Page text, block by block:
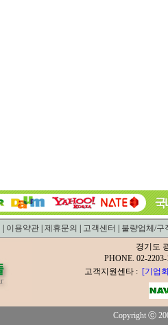
이용약관 제휴문의 고객센터
불량업체/구
경기도
PHONE. 02-
고객지원센타 : [기업
Copyright ⓒ